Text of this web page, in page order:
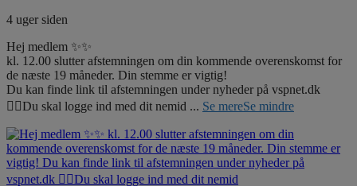
4 uger siden
Hej medlem ✨✨
kl. 12.00 slutter afstemningen om din kommende overenskomst for
de næste 19 måneder. Din stemme er vigtig!
Du kan finde link til afstemningen under nyheder på vspnet.dk
☝🏼Du skal logge ind med dit nemid ... Se mereSe mindre